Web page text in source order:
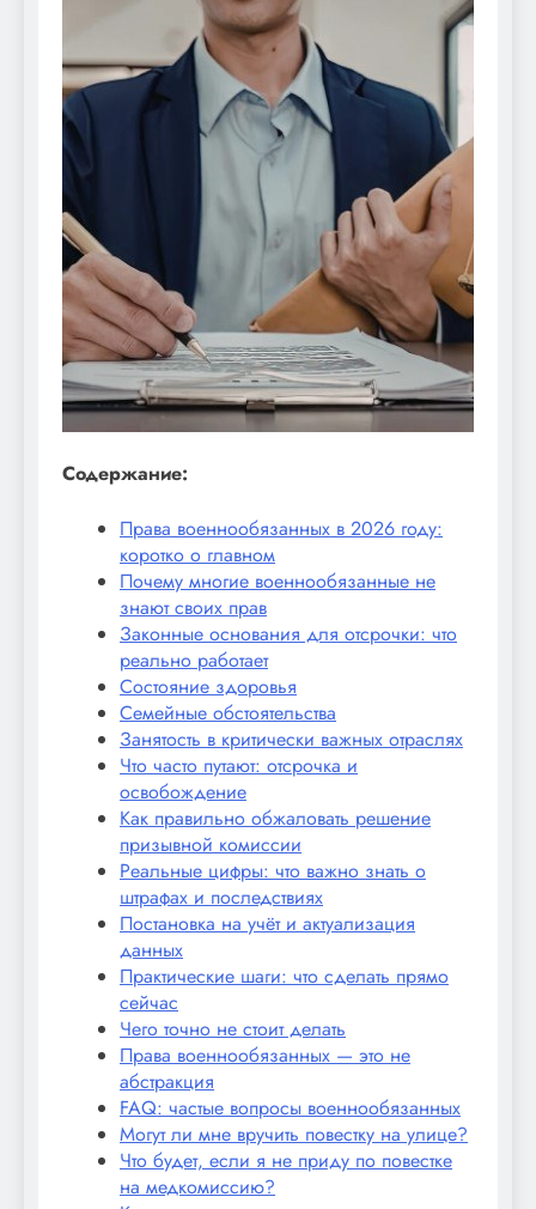
Содержание:
Права военнообязанных в 2026 году:
коротко о главном
Почему многие военнообязанные не
знают своих прав
Законные основания для отсрочки: что
реально работает
Состояние здоровья
Семейные обстоятельства
Занятость в критически важных отраслях
Что часто путают: отсрочка и
освобождение
Как правильно обжаловать решение
призывной комиссии
Реальные цифры: что важно знать о
штрафах и последствиях
Постановка на учёт и актуализация
данных
Практические шаги: что сделать прямо
сейчас
Чего точно не стоит делать
Права военнообязанных — это не
абстракция
FAQ: частые вопросы военнообязанных
Могут ли мне вручить повестку на улице?
Что будет, если я не приду по повестке
на медкомиссию?